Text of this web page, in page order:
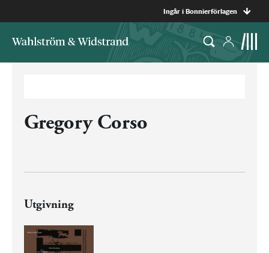
Ingår i Bonnierförlagen
Gregory Corso
Utgivning